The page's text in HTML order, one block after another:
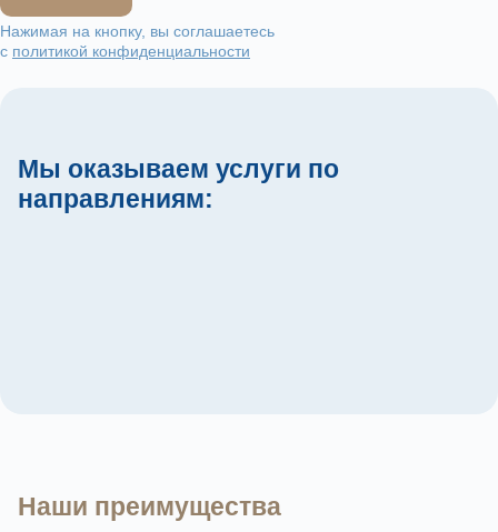
Нажимая на кнопку, вы соглашаетесь
с политикой конфиденциальности
Мы оказываем услуги по
направлениям:
Наши преимущества